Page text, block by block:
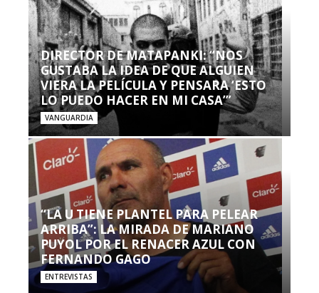
DIRECTOR DE MATAPANKI: “NOS
GUSTABA LA IDEA DE QUE ALGUIEN
VIERA LA PELÍCULA Y PENSARA ‘ESTO
LO PUEDO HACER EN MI CASA’”
VANGUARDIA
“LA U TIENE PLANTEL PARA PELEAR
ARRIBA”: LA MIRADA DE MARIANO
PUYOL POR EL RENACER AZUL CON
FERNANDO GAGO
ENTREVISTAS